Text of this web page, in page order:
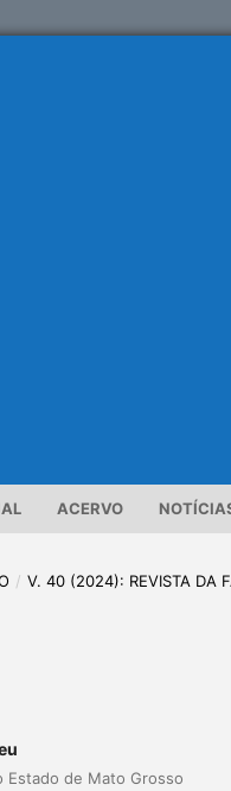
ACERVO
/ V. 40 (2024): REVISTA DA
Estado de Mato Grosso